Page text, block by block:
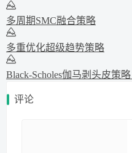
多周期SMC融合策略
多重优化超级趋势策略
Black-Scholes伽马剥头皮策
评论